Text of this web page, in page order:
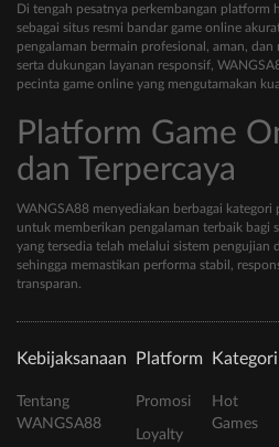
Di tengah pesatnya perkembangan platform
sebagai situs resmi bandar game online
pengalaman bermain profesional, aman,
serta dukungan layanan responsif,
pecinta game online yang mengutamakan
Platform Game
dan Terpercaya
WANGSA88 menyediakan berbagai
untuk memberikan pengalaman terbaik bagi
yang tersedia telah melalui sistem pengujian
sehingga memastikan performa stabil,
transparan.
Kebijaksanaan
Tentang
WANGSA88
Platform
Promosi
Loyalty
Kategori
Hot
Games